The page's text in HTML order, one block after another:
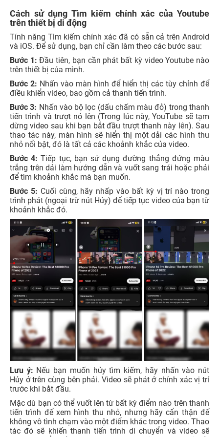
Cách sử dụng Tìm kiếm chính xác của Youtube
trên thiết bị di động
Tính năng Tìm kiếm chính xác đã có sẵn cả trên Android
và iOS. Để sử dụng, bạn chỉ cần làm theo các bước sau:
Bước 1:Đầu tiên, bạn cần phát bất kỳ video Youtube nào
trên thiết bị của mình.
Bước 2: Nhấn vào màn hình để hiển thị các tùy chỉnh để
điều khiển video, bao gồm cả thanh tiến trình.
Bước 3: Nhấn vào bộ lọc (dấu chấm màu đỏ) trong thanh
tiến trình và trượt nó lên (Trong lúc này, YouTube sẽ tạm
dừng video sau khi bạn bắt đầu trượt thanh này lên). Sau
thao tác này, màn hình sẽ hiển thị một dải các hình thu
nhỏ nổi bật, đó là tất cả các khoảnh khắc của video.
Bước 4:Tiếp tục, bạn sử dụng đường thẳng đứng màu
trắng trên dải làm hướng dẫn và vuốt sang trái hoặc phải
để tìm khoảnh khắc mà bạn muốn.
Bước 5: Cuối cùng, hãy nhấp vào bất kỳ vị trí nào trong
trình phát (ngoại trừ nút Hủy) để tiếp tục video của bạn từ
khoảnh khắc đó.
Lưu ý: Nếu bạn muốn hủy tìm kiếm, hãy nhấn vào nút
Hủy ở trên cùng bên phải. Video sẽ phát ở chính xác vị trí
trước khi bắt đầu.
Mặc dù bạn có thể vuốt lên từ bất kỳ điểm nào trên thanh
tiến trình để xem hình thu nhỏ, nhưng hãy cẩn thận để
không vô tình chạm vào một điểm khác trong video. Thao
tác đó sẽ khiến thanh tiến trình di chuyển và video sẽ